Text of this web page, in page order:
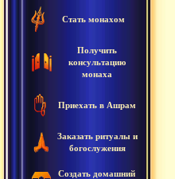
Стать монахом
Получить
консультацию
монаха
Приехать в Ашрам
Заказать ритуалы и
богослужения
Создать домашний